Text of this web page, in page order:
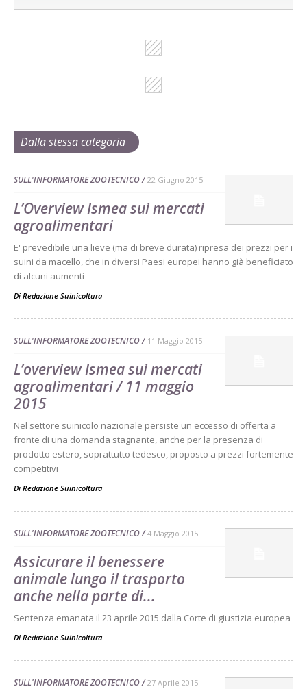
Dalla stessa categoria
SULL'INFORMATORE ZOOTECNICO 22 Giugno 2015
L’Overview Ismea sui mercati
agroalimentari
E' prevedibile una lieve (ma di breve durata) ripresa dei prezzi per i
suini da macello, che in diversi Paesi europei hanno già beneficiato
di alcuni aumenti
Di Redazione Suinicoltura
SULL'INFORMATORE ZOOTECNICO 11 Maggio 2015
L’overview Ismea sui mercati
agroalimentari / 11 maggio
2015
Nel settore suinicolo nazionale persiste un eccesso di offerta a
fronte di una domanda stagnante, anche per la presenza di
prodotto estero, soprattutto tedesco, proposto a prezzi fortemente
competitivi
Di Redazione Suinicoltura
SULL'INFORMATORE ZOOTECNICO 4 Maggio 2015
Assicurare il benessere
animale lungo il trasporto
anche nella parte di...
Sentenza emanata il 23 aprile 2015 dalla Corte di giustizia europea
Di Redazione Suinicoltura
SULL'INFORMATORE ZOOTECNICO 27 Aprile 2015